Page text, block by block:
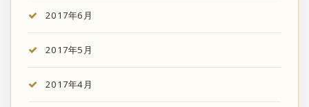
2017年6月
2017年5月
2017年4月